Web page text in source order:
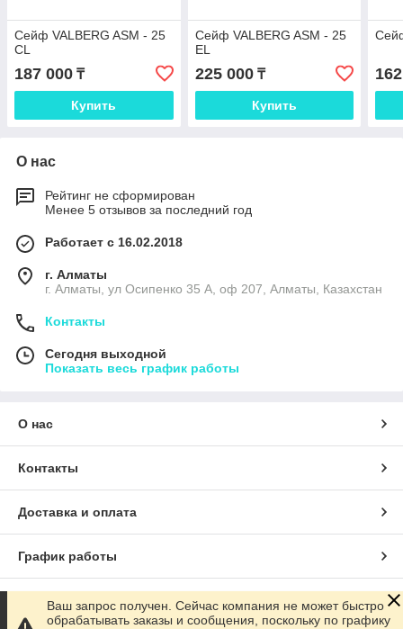
Сейф VALBERG ASM - 25
CL
187 000 ₸
Купить
Сейф VALBERG ASM - 25
EL
225 000₸
Купить
О нас
Рейтинг не сформирован
Менее 5 отзывов за последний год
Работает с 16.02.2018
г. Алматы
г. Алматы, ул Осипенко 35 А, оф 207, Алматы, Казахстан
Контакты
Сегодня выходной
Показать весь график работы
О нас
Контакты
Доставка и оплата
График работы
Полная версия сайта
Ваш запрос получен. Сейчас компания не может быстро
обрабатывать заказы и сообщения, поскольку по графику